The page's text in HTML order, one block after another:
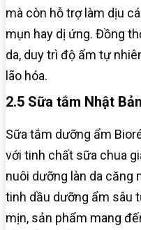
mà còn hỗ trợ làm dịu
mụn hay dị ứng. Đồng
da, duy trì độ ẩm tự
lão hóa.
2.5 Sữa tắm Nhật
Sữa tắm dưỡng ẩm
với tinh chất sữa chua
nuôi dưỡng làn da căng
tinh dầu dưỡng ẩm sâu
mịn, sản phẩm mang